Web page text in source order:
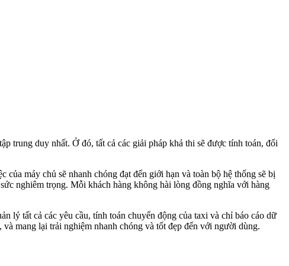
trung duy nhất. Ở đó, tất cả các giải pháp khả thi sẽ được tính toán, đối
máy chủ sẽ nhanh chóng đạt đến giới hạn và toàn bộ hệ thống sẽ bị
nghiêm trọng. Mỗi khách hàng không hài lòng đồng nghĩa với hàng
lý tất cả các yêu cầu, tính toán chuyển động của taxi và chỉ báo cáo dữ
mang lại trải nghiệm nhanh chóng và tốt đẹp đến với người dùng.